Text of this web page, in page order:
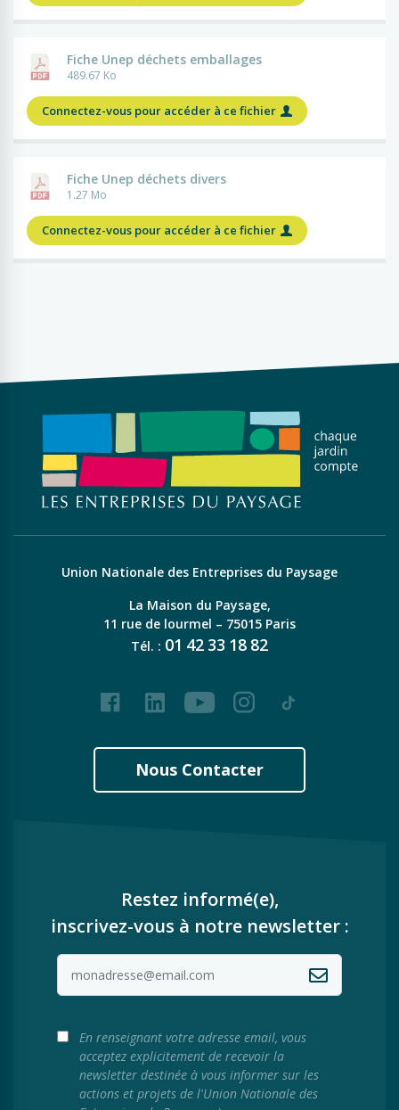
Fiche Unep déchets emballages
489.67 Ko
Connectez-vous pour accéder à ce fichier
Fiche Unep déchets divers
1.27 Mo
Connectez-vous pour accéder à ce fichier
Union Nationale des Entreprises du Paysage
La Maison du Paysage,
11 rue de lourmel – 75015 Paris
Tél. : 01 42 33 18 82
FacebookLinkedInYoutubeInstagram
Tiktok
Nous Contacter
Restez informé(e),
inscrivez-vous à notre newsletter :
En renseignant votre adresse email, vous
acceptez explicitement de recevoir la
newsletter destinée à vous informer sur les
actions et projets de l'Union Nationale des